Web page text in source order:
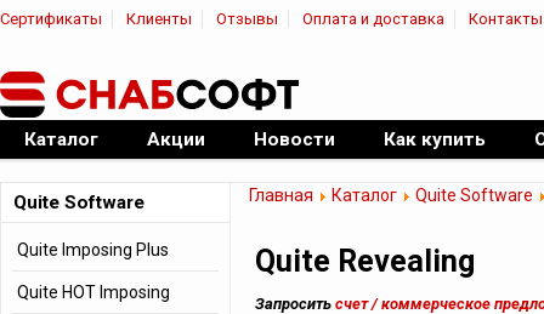
Сертификаты Клиенты Отзывы Оплата и доставка Контакты
Официальный дилер ПО
Каталог Акции Новости Как купить
Главная Каталог Quite Software
Quite Revealing
Запросить счет / коммерческое
Quite Software
Quite Imposing Plus
Quite HOT Imposing